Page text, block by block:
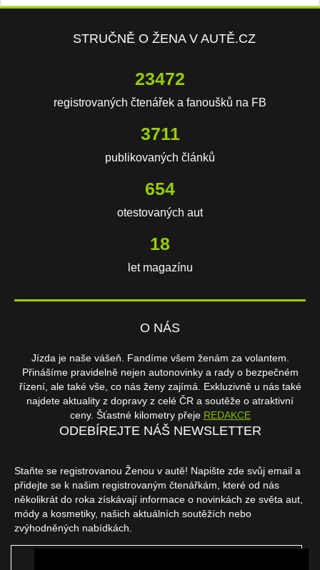
STRUČNĚ O ŽENA V AUTĚ.CZ
23472
registrovaných čtenářek a fanoušků na FB
3711
publikovaných článků
654
otestovaných aut
18
let magazínu
O NÁS
Jízda je naše vášeň. Fandíme všem ženám za volantem.
Přinášíme pravidelně nejen autonovinky a rady o bezpečném
řízení, ale také vše, co nás ženy zajímá. Exkluzivně u nás také
najdete aktuality z dopravy z celé ČR a soutěže o atraktivní
ceny. Šťastné kilometry přeje REDAKCE
ODEBÍREJTE NÁŠ NEWSLETTER
Staňte se registrovanou Ženou v autě! Napište zde svůj email a
přidejte se k našim registrovaným čtenářkám, které od nás
několikrát do roka získávají informace o novinkách ze světa aut,
módy a kosmetiky, našich aktuálních soutěžích nebo
zvýhodněných nabídkách.